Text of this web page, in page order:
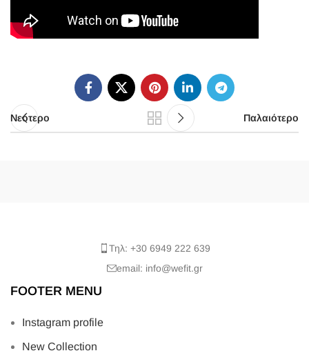
Νεότερο Παλαιότερο
Τηλ: +30 6949 222 639
email: info@wefit.gr
FOOTER MENU
Instagram profile
New Collection